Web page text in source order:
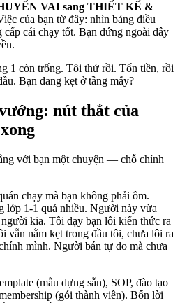
VAI sang THIẾT KẾ &
của bạn từ đây: nhìn bảng điều
cái chạy tốt. Bạn đứng ngoài dây
1 còn trống. Tôi thử rồi. Tốn tiền, rồi
Bạn đang kẹt ở tầng mấy?
nút thắt của
với bạn một chuyện — chỗ chính
chạy mà bạn không phải ôm.
lớp 1-1 quá nhiều. Người này vừa
kia. Tôi dạy bạn lôi kiến thức ra
vẫn nằm kẹt trong đầu tôi, chưa lôi ra
mình. Người bán tự do mà chưa
(mẫu dựng sẵn), SOP, đào tạo
(gói thành viên). Bốn lời